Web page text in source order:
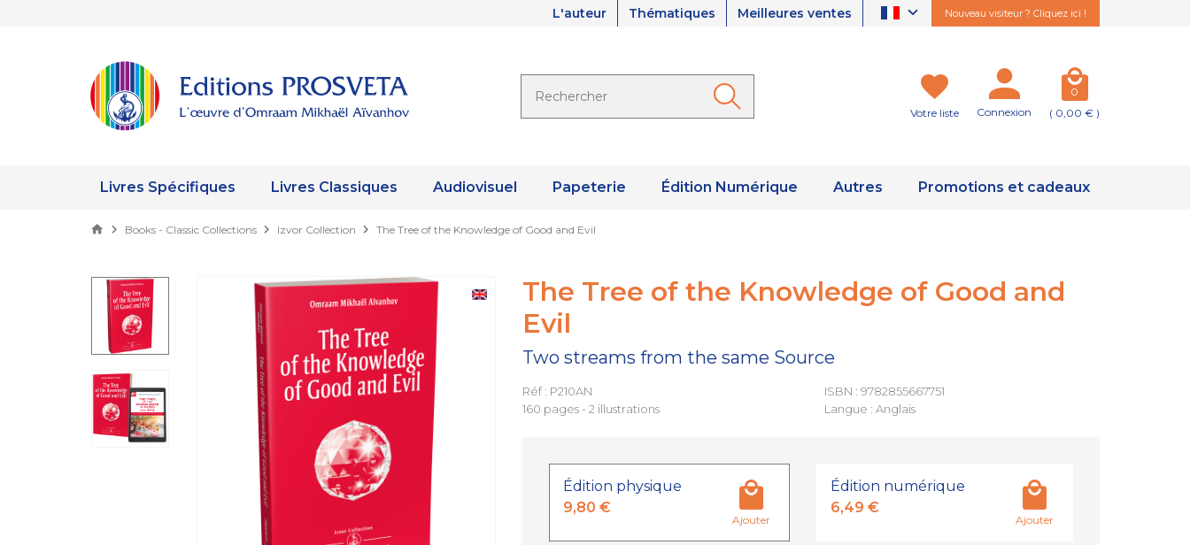
L'auteur Thématiques Meilleures ventes Nouveau visiteur ? Cliquez ici !
Votre liste Connexion
0
( 0,00 € )
Livres Spécifiques Livres Classiques Audiovisuel Papeterie Édition Numérique Autres Promotions et cadeaux
Books - Classic Collections Izvor Collection The Tree of the Knowledge of Good and Evil
The Tree of the Knowledge of Good and
Evil
Two streams from the same Source
Réf : P210AN
160 pages - 2 illustrations
ISBN : 9782855667751
Langue : Anglais
Édition physique
9,80 €
Ajouter
Édition numérique
6,49 €
Ajouter